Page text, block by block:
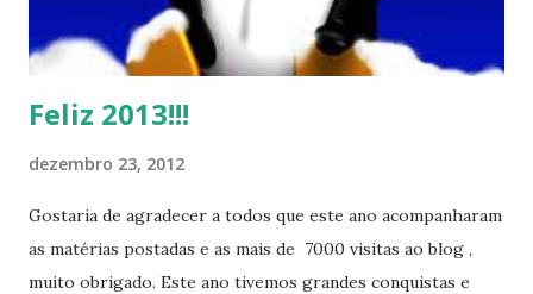
Feliz 2013!!!
dezembro 23, 2012
Gostaria de agradecer a todos que este ano acompanharam
as matérias postadas e as mais de 7000 visitas ao blog ,
muito obrigado. Este ano tivemos grandes conquistas e